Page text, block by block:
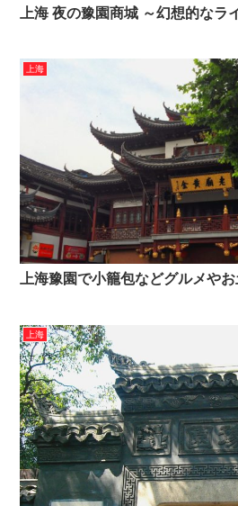
上海 夜の豫園商城 ～幻想的なラ
上海
上海豫園で小籠包などグルメやお
上海